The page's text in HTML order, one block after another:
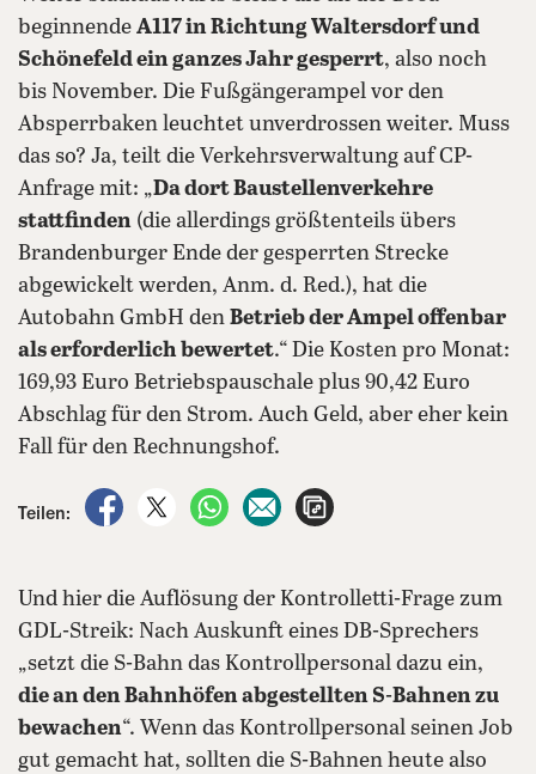
beginnende A117 in Richtung Waltersdorf und
Schönefeld ein ganzes Jahr gesperrt, also noch
bis November. Die Fußgängerampel vor den
Absperrbaken leuchtet unverdrossen weiter. Muss
das so? Ja, teilt die Verkehrsverwaltung auf CP-
Anfrage mit: „Da dort Baustellenverkehre
stattfinden (die allerdings größtenteils übers
Brandenburger Ende der gesperrten Strecke
abgewickelt werden, Anm. d. Red.), hat die
Autobahn GmbH den Betrieb der Ampel offenbar
als erforderlich bewertet.“ Die Kosten pro Monat:
169,93 Euro Betriebspauschale plus 90,42 Euro
Abschlag für den Strom. Auch Geld, aber eher kein
Fall für den Rechnungshof.
Teilen:
auf Facebook teilen
auf X teilenper WhatsApp teilen
per E-Mail teilen
Und hier die Auflösung der Kontrolletti-Frage zum
GDL-Streik: Nach Auskunft eines DB-Sprechers
„setzt die S-Bahn das Kontrollpersonal dazu ein,
die an den Bahnhöfen abgestellten S-Bahnen zu
bewachen“. Wenn das Kontrollpersonal seinen Job
gut gemacht hat, sollten die S-Bahnen heute also